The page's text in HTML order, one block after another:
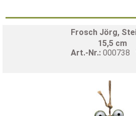
Frosch Jörg,
15,5 cm
Art.-Nr.: 000738